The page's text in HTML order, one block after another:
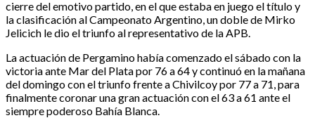
cierre del emotivo partido, en el que estaba en juego el título y
la clasificación al Campeonato Argentino, un doble de Mirko
Jelicich le dio el triunfo al representativo de la APB.
La actuación de Pergamino había comenzado el sábado con la
victoria ante Mar del Plata por 76 a 64 y continuó en la mañana
del domingo con el triunfo frente a Chivilcoy por 77 a 71, para
finalmente coronar una gran actuación con el 63 a 61 ante el
siempre poderoso Bahía Blanca.